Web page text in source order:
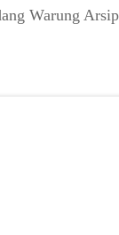
Warung